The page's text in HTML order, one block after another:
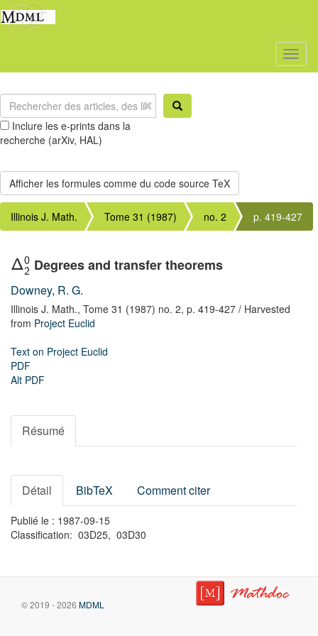
Inclure les e-prints dans la
recherche (arXiv, HAL)
Illinois J. Math. Tome 31 (1987) no. 2 p. 419-427
Δ0
2 Degrees and transfer theorems
Downey, R. G.
Illinois J. Math., Tome 31 (1987) no. 2, p. 419-427 / Harvested
from Project Euclid
Text on Project Euclid
PDF
Alt PDF
Résumé
Détail BibTeX Comment citer
Publié le : 1987-09-15
Classification: 03D25, 03D30
© 2019 - 2026 MDML